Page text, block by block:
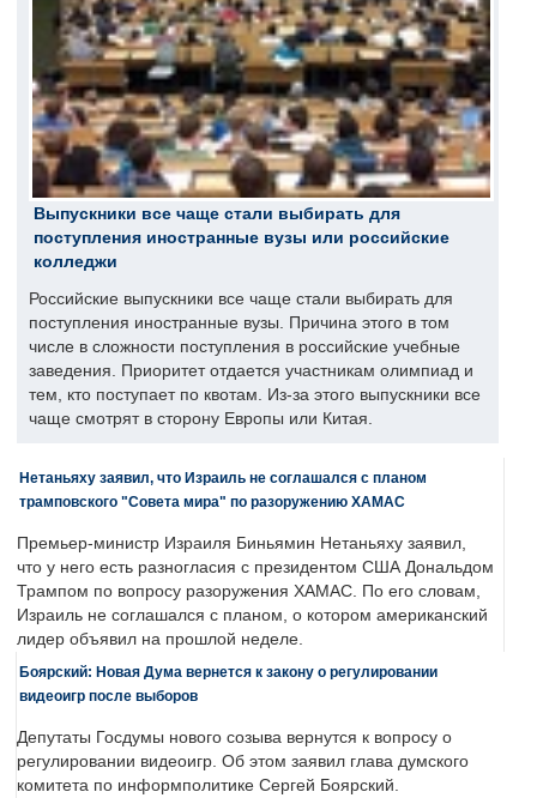
Выпускники все чаще стали выбирать для
поступления иностранные вузы или российские
колледжи
Российские выпускники все чаще стали выбирать для
поступления иностранные вузы. Причина этого в том
числе в сложности поступления в российские учебные
заведения. Приоритет отдается участникам олимпиад и
тем, кто поступает по квотам. Из-за этого выпускники все
чаще смотрят в сторону Европы или Китая.
Нетаньяху заявил, что Израиль не соглашался с планом
трамповского "Совета мира" по разоружению ХАМАС
Премьер-министр Израиля Биньямин Нетаньяху заявил,
что у него есть разногласия с президентом США Дональдом
Трампом по вопросу разоружения ХАМАС. По его словам,
Израиль не соглашался с планом, о котором американский
лидер объявил на прошлой неделе.
Боярский: Новая Дума вернется к закону о регулировании
видеоигр после выборов
Депутаты Госдумы нового созыва вернутся к вопросу о
регулировании видеоигр. Об этом заявил глава думского
комитета по информполитике Сергей Боярский.